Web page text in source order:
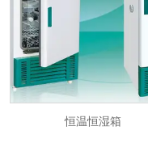
恒温恒湿箱
恒温恒湿箱